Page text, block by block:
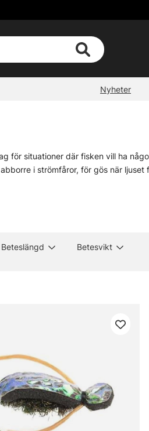
Nyheter
för situationer där fisken vill ha
i strömfåror, för gös när
och lite mer långsmalt i
Beteslängd Betesvikt